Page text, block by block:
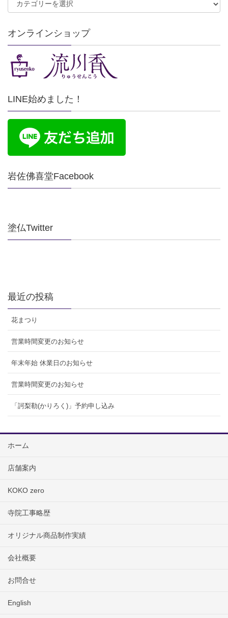
オンラインショップ
LINE始めました！
岩佐佛喜堂Facebook
塗仏Twitter
最近の投稿
花まつり
営業時間変更のお知らせ
年末年始 休業日のお知らせ
営業時間変更のお知らせ
「訶梨勒(かりろく)」予約申し込み
ホーム
店舗案内
KOKO zero
寺院工事略歴
オリジナル商品制作実績
会社概要
お問合せ
English